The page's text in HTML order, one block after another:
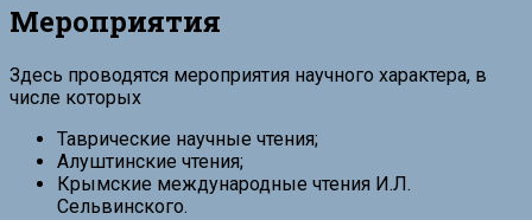
Мероприятия
Здесь проводятся мероприятия научного характера, в
числе которых
Таврические научные чтения;
Алуштинские чтения;
Крымские международные чтения И.Л.
Сельвинского.